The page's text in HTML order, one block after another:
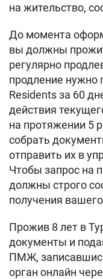
на жительство,
До момента
вы должны
регулярно
продление нужно
Residents за 60
действия
на протяжении 5
собрать
отправить их в
Чтобы запрос на
должны строго
получения
Прожив 8 лет в
документы и
ПМЖ,
орган онлайн